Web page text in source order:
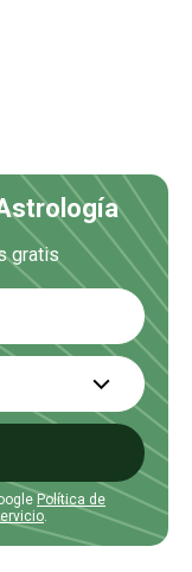
gratis
Política de
.